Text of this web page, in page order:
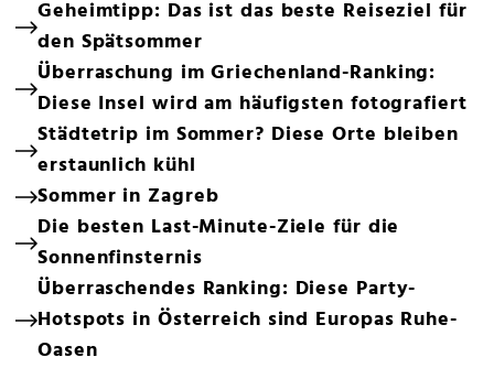
Geheimtipp: Das ist das beste Reiseziel für
den Spätsommer
Überraschung im Griechenland-Ranking:
Diese Insel wird am häufigsten fotografiert
Städtetrip im Sommer? Diese Orte bleiben
erstaunlich kühl
Sommer in Zagreb
Die besten Last-Minute-Ziele für die
Sonnenfinsternis
Überraschendes Ranking: Diese Party-
Hotspots in Österreich sind Europas Ruhe-
Oasen